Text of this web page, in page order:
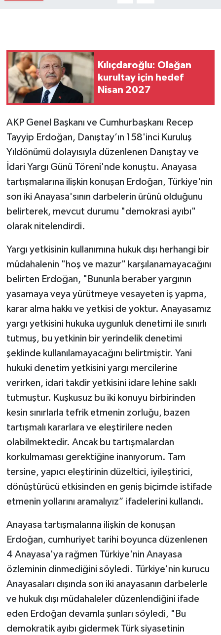
Kılıçdaroğlu: Olağan
kurultay için hedef
Nisan 2027
AKP Genel Başkanı ve Cumhurbaşkanı Recep
Tayyip Erdoğan, Danıştay’ın 158'inci Kuruluş
Yıldönümü dolayısıyla düzenlenen Danıştay ve
İdari Yargı Günü Töreni'nde konuştu. Anayasa
tartışmalarına ilişkin konuşan Erdoğan, Türkiye'nin
son iki Anayasa'sının darbelerin ürünü olduğunu
belirterek, mevcut durumu "demokrasi ayıbı"
olarak nitelendirdi.
Yargı yetkisinin kullanımına hukuk dışı herhangi bir
müdahalenin "hoş ve mazur" karşılanamayacağını
belirten Erdoğan, "Bununla beraber yargının
yasamaya veya yürütmeye vesayeten iş yapma,
karar alma hakkı ve yetkisi de yoktur. Anayasamız
yargı yetkisini hukuka uygunluk denetimi ile sınırlı
tutmuş, bu yetkinin bir yerindelik denetimi
şeklinde kullanılamayacağını belirtmiştir. Yani
hukuki denetim yetkisini yargı mercilerine
verirken, idari takdir yetkisini idare lehine saklı
tutmuştur. Kuşkusuz bu iki konuyu birbirinden
kesin sınırlarla tefrik etmenin zorluğu, bazen
tartışmalı kararlara ve eleştirilere neden
olabilmektedir. Ancak bu tartışmalardan
korkulmaması gerektiğine inanıyorum. Tam
tersine, yapıcı eleştirinin düzeltici, iyileştirici,
dönüştürücü etkisinden en geniş biçimde istifade
etmenin yollarını aramalıyız” ifadelerini kullandı.
Anayasa tartışmalarına ilişkin de konuşan
Erdoğan, cumhuriyet tarihi boyunca düzenlenen
4 Anayasa'ya rağmen Türkiye'nin Anayasa
özleminin dinmediğini söyledi. Türkiye'nin kurucu
Anayasaları dışında son iki anayasanın darbelerle
ve hukuk dışı müdahaleler düzenlendiğini ifade
eden Erdoğan devamla şunları söyledi, "Bu
demokratik ayıbı gidermek Türk siyasetinin